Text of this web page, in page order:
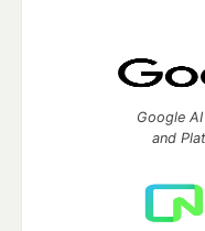
Google
and